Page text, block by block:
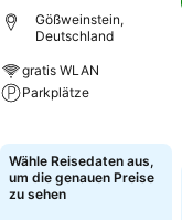
Gößweinstein,
Deutschland
gratis WLAN
Parkplätze
Wähle Reisedaten aus,
um die genauen Preise
zu sehen